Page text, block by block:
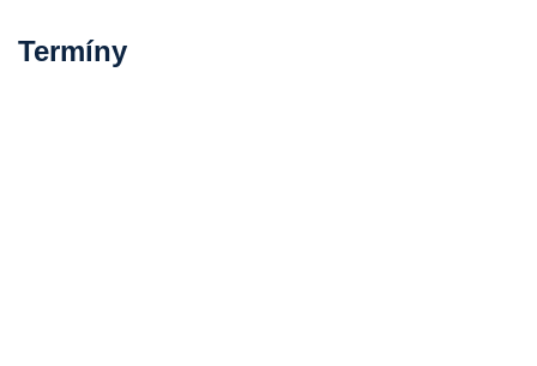
Termíny